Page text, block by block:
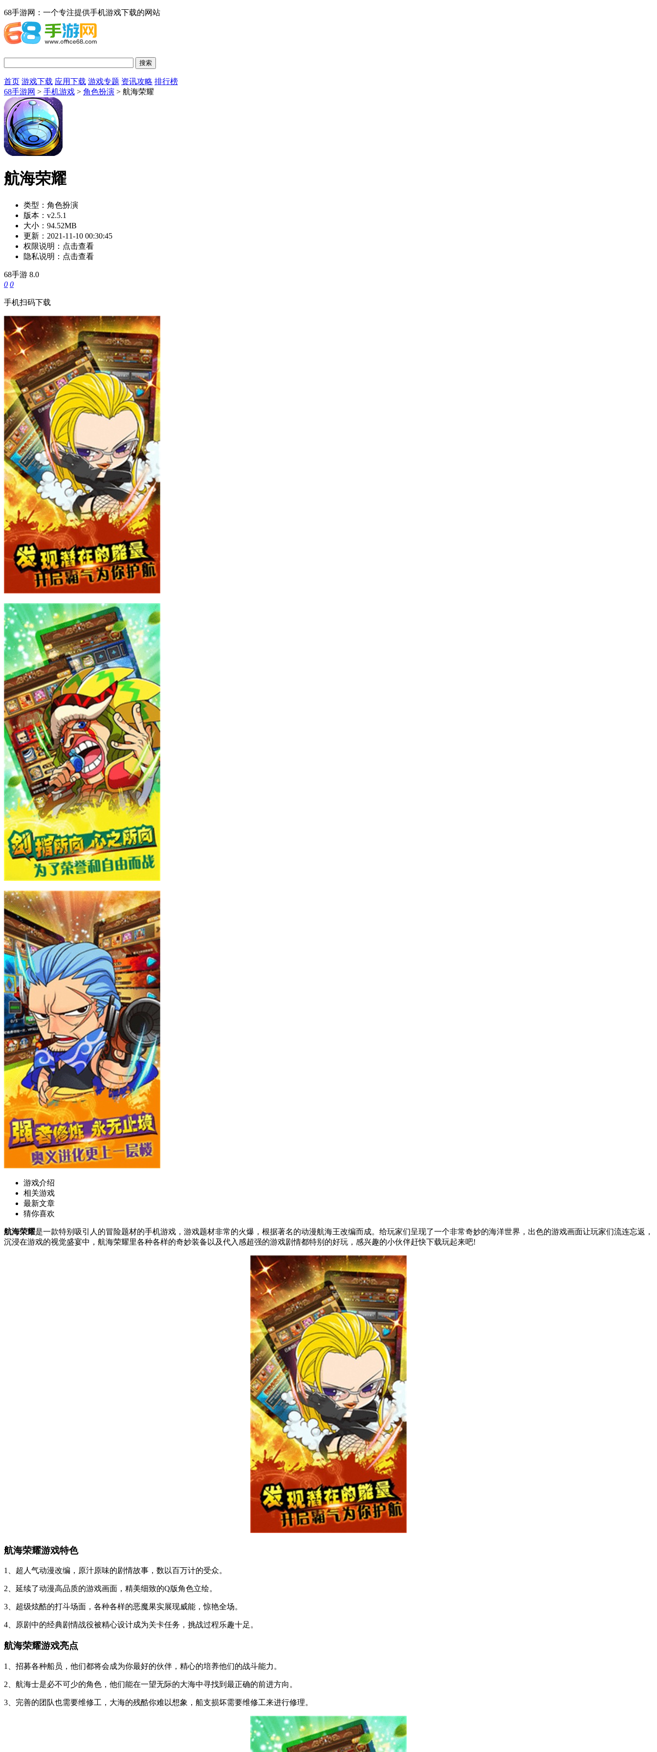
68手游网：一个专注提供手机游戏下载的网站
首页 游戏下载 应用下载 游戏专题 资讯攻略 排行榜
68手游网 > 手机游戏 > 角色扮演 > 航海荣耀
航海荣耀
类型： 角色扮演
版本： v2.5.1
大小： 94.52MB
更新： 2021-11-10 00:30:45
权限说明： 点击查看
隐私说明： 点击查看
68手游 8.0
0 0
手机扫码下载
游戏介绍
相关游戏
最新文章
猜你喜欢
航海荣耀是一款特别吸引人的冒险题材的手机游戏，游戏题材非常的火爆，根据著名的动漫航海王改编而成。给玩家们呈现了一个非常奇妙的海洋世界，出色的游戏画面让玩家们流连忘返，
沉浸在游戏的视觉盛宴中，航海荣耀里各种各样的奇妙装备以及代入感超强的游戏剧情都特别的好玩，感兴趣的小伙伴赶快下载玩起来吧!
航海荣耀游戏特色
1、超人气动漫改编，原汁原味的剧情故事，数以百万计的受众。
2、延续了动漫高品质的游戏画面，精美细致的Q版角色立绘。
3、超级炫酷的打斗场面，各种各样的恶魔果实展现威能，惊艳全场。
4、原剧中的经典剧情战役被精心设计成为关卡任务，挑战过程乐趣十足。
航海荣耀游戏亮点
1、招募各种船员，他们都将会成为你最好的伙伴，精心的培养他们的战斗能力。
2、航海士是必不可少的角色，他们能在一望无际的大海中寻找到最正确的前进方向。
3、完善的团队也需要维修工，大海的残酷你难以想象，船支损坏需要维修工来进行修理。